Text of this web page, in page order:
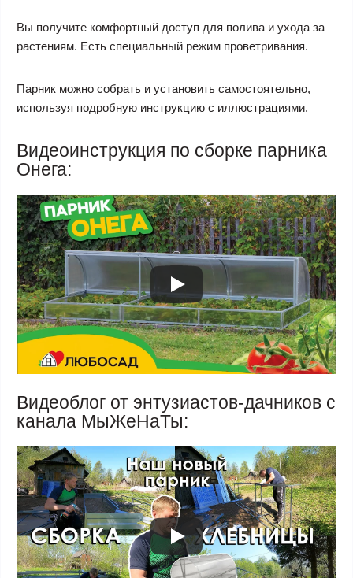
Вы получите комфортный доступ для полива и ухода за
растениям. Есть специальный режим проветривания.
Парник можно собрать и установить самостоятельно,
используя подробную инструкцию с иллюстрациями.
Видеоинструкция по сборке парника
Онега:
Видеоблог от энтузиастов-дачников с
канала МыЖеНаТы: